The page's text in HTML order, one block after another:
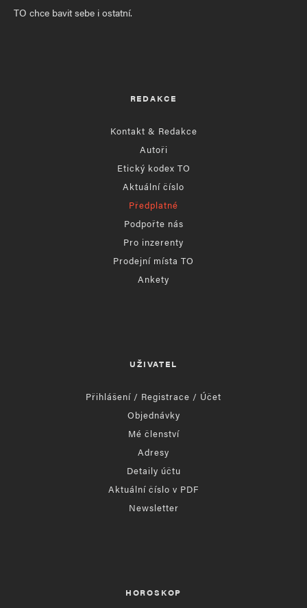
TO chce bavit sebe i ostatní.
REDAKCE
Kontakt & Redakce
Autoři
Etický kodex TO
Aktuální číslo
Předplatné
Podpořte nás
Pro inzerenty
Prodejní místa TO
Ankety
UŽIVATEL
Přihlášení / Registrace / Účet
Objednávky
Mé členství
Adresy
Detaily účtu
Aktuální číslo v PDF
Newsletter
HOROSKOP